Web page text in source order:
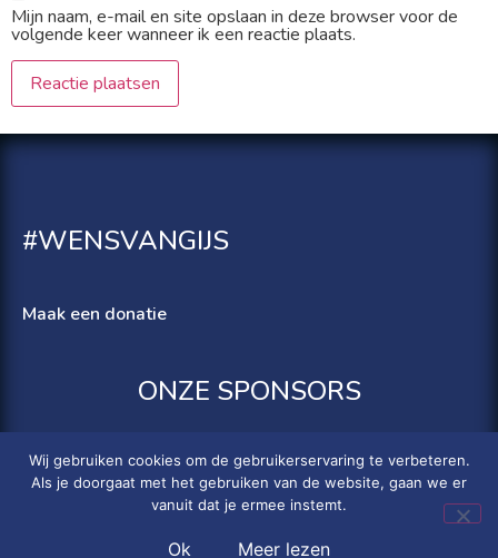
Mijn naam, e-mail en site opslaan in deze browser voor de
volgende keer wanneer ik een reactie plaats.
#WENSVANGIJS
Maak een donatie
ONZE SPONSORS
© 2022 Stichting Gijsje Eigenwijsje |Privacyverklaring
| Website by
Allroundweb & Studio MH
Wij gebruiken cookies om de gebruikerservaring te verbeteren.
Als je doorgaat met het gebruiken van de website, gaan we er
vanuit dat je ermee instemt.
Ok Meer lezen